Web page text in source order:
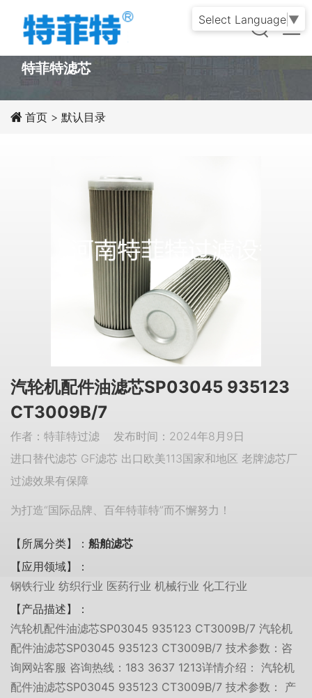
PRODUCT
特菲特滤芯
首页 > 默认目录
汽轮机配件油滤芯SP03045 935123
CT3009B/7
作者：特菲特过滤 发布时间：2024年8月9日
进口替代滤芯 GF滤芯 出口欧美113国家和地区 老牌滤芯厂
过滤效果有保障
为打造“国际品牌、百年特菲特”而不懈努力！
【所属分类】： 船舶滤芯
【应用领域】：
钢铁行业 纺织行业 医药行业 机械行业 化工行业
【产品描述】：
汽轮机配件油滤芯SP03045 935123 CT3009B/7 汽轮机
配件油滤芯SP03045 935123 CT3009B/7 技术参数：咨
询网站客服 咨询热线：183 3637 1213详情介绍： 汽轮机
配件油滤芯SP03045 935123 CT3009B/7 技术参数： 产
Select Language ▼